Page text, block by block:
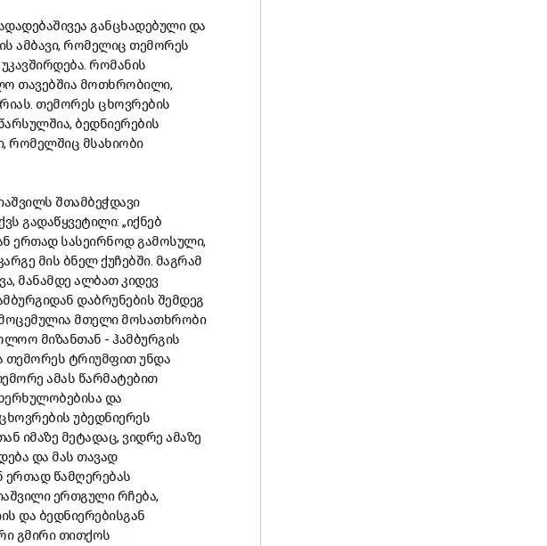
განცხადებული და
ამბავი, რომელიც თემორეს
რომანის
თავებშია მოთხრობილი,
თემორეს ცხოვრების
ბედნიერების
რომელშიც მსახიობი
შთამბეჭდავი
გადაწყვეტილი: „იქნებ
ერთად სასეირნოდ გამოსული,
მის ბნელ ქუჩებში. მაგრამ
მანამდე ალბათ კიდევ
დაბრუნების შემდეგ
მოცემულია მთელი მოსათხრობი
მიზანთან - ჰამბურგის
თემორეს ტრიუმფით უნდა
ამას წარმატებით
და
უბედნიერეს
იმაზე მეტადაც, ვიდრე ამაზე
და მას თავად
წამღერებას
ერთგული რჩება,
და ბედნიერებისგან
გმირი თითქოს